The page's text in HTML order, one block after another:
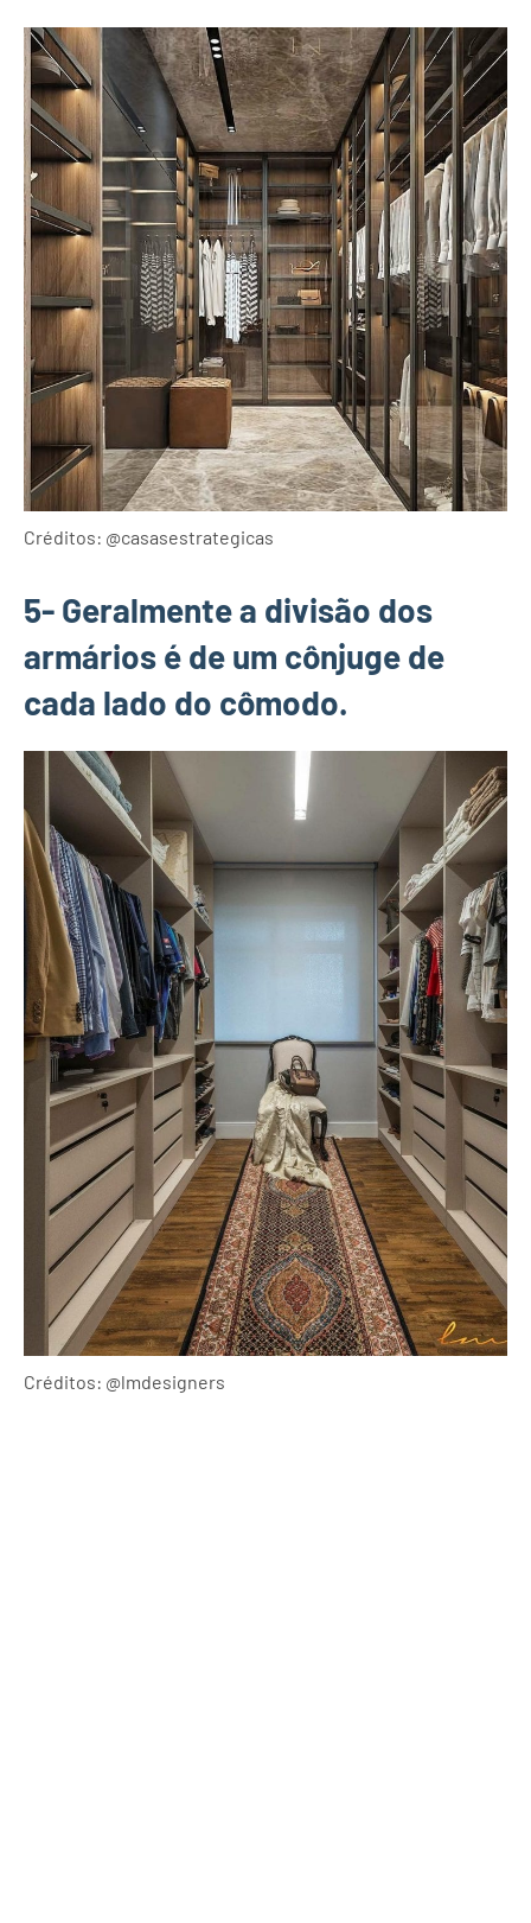
Créditos: @casasestrategicas
5- Geralmente a divisão dos
armários é de um cônjuge de
cada lado do cômodo.
Créditos: @lmdesigners ⠀